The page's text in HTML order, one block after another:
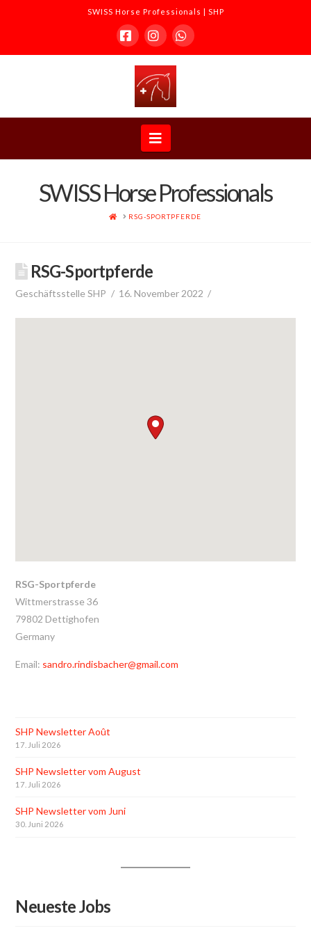
SWISS Horse Professionals | SHP
FacebookInstagramWhatsapp
Horse
Professionals
SHP
Navigation
SWISS Horse Professionals
HOMERSG-SPORTPFERDE
RSG-Sportpferde
Geschäftsstelle SHP 16. November 2022
RSG-Sportpferde
Wittmerstrasse 36
79802Dettighofen
Germany
Email: sandro.rindisbacher@gmail.com
SHP Newsletter Août
17. Juli 2026
SHP Newsletter vom August
17. Juli 2026
SHP Newsletter vom Juni
30. Juni 2026
Neueste Jobs